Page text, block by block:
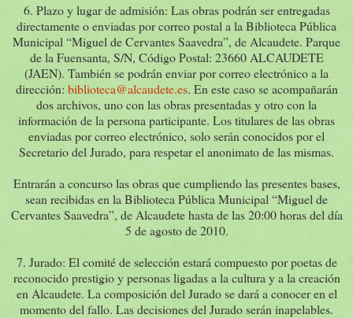
6. Plazo y lugar de admisión: Las obras podrán ser entregadas
directamente o enviadas por correo postal a la Biblioteca Pública
Municipal “Miguel de Cervantes Saavedra”, de Alcaudete. Parque
de la Fuensanta, S/N, Código Postal: 23660 ALCAUDETE
(JAEN). También se podrán enviar por correo electrónico a la
dirección: biblioteca@alcaudete.es. En este caso se acompañarán
dos archivos, uno con las obras presentadas y otro con la
información de la persona participante. Los titulares de las obras
enviadas por correo electrónico, solo serán conocidos por el
Secretario del Jurado, para respetar el anonimato de las mismas.
Entrarán a concurso las obras que cumpliendo las presentes bases,
sean recibidas en la Biblioteca Pública Municipal “Miguel de
Cervantes Saavedra”, de Alcaudete hasta de las 20:00 horas del día
5 de agosto de 2010.
7. Jurado: El comité de selección estará compuesto por poetas de
reconocido prestigio y personas ligadas a la cultura y a la creación
en Alcaudete. La composición del Jurado se dará a conocer en el
momento del fallo. Las decisiones del Jurado serán inapelables.